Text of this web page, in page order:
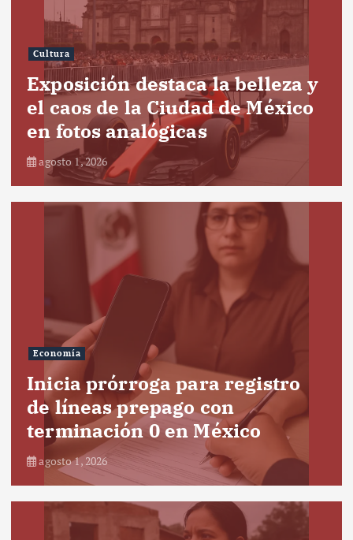
Cultura
Exposición destaca la belleza y
el caos de la Ciudad de México
en fotos analógicas
agosto 1, 2026
Economía
Inicia prórroga para registro
de líneas prepago con
terminación 0 en México
agosto 1, 2026